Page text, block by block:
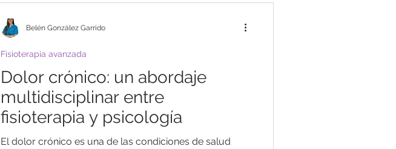
Dolor crónico: un abordaje
multidisciplinar entre
fisioterapia y psicología
El dolor crónico es una de las condiciones de salud
Fisioterapia avanzada
Belén González Garrido